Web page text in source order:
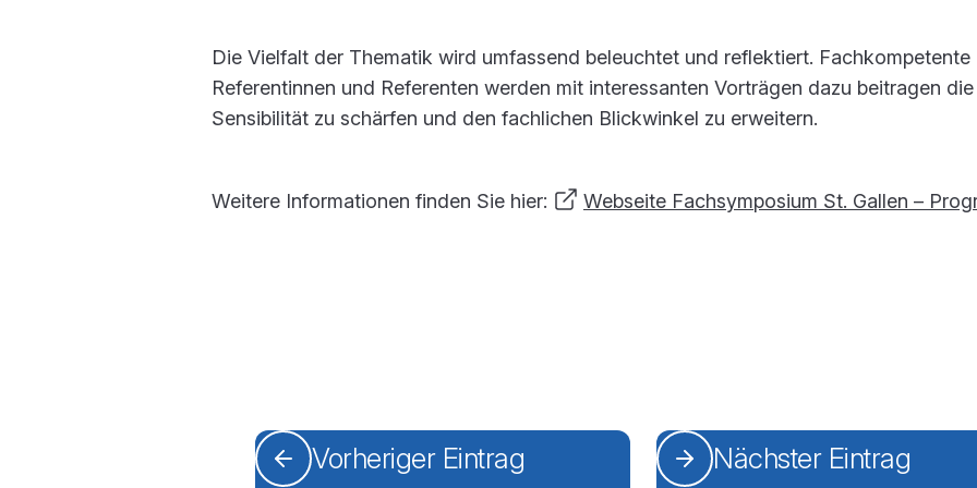
Die Vielfalt der Thematik wird umfassend beleuchtet und reflektiert. Fachkompetente
Referentinnen und Referenten werden mit interessanten Vorträgen dazu beitragen die
Sensibilität zu schärfen und den fachlichen Blickwinkel zu erweitern.
Weitere Informationen finden Sie hier: Webseite Fachsymposium St. Gallen –
Vorheriger Eintrag Nächster Eintrag